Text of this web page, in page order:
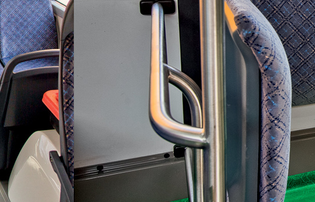
Евгений
И опять старушка Шнива
единственная из троицы Гранта/
Веста/Шнива кто увеличивает и
продажи и долю рынка.
Оказывается, что если
исправлять косяки и доводить
продукцию до ума и при этом не
борщить с ценой, …